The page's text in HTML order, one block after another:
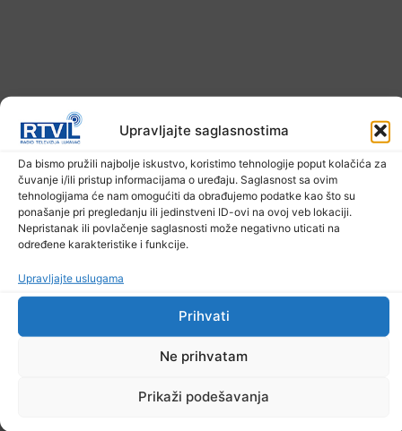
Upravljajte saglasnostima
Da bismo pružili najbolje iskustvo, koristimo tehnologije poput kolačića za
čuvanje i/ili pristup informacijama o uređaju. Saglasnost sa ovim
tehnologijama će nam omogućiti da obrađujemo podatke kao što su
ponašanje pri pregledanju ili jedinstveni ID-ovi na ovoj veb lokaciji.
Nepristanak ili povlačenje saglasnosti može negativno uticati na
određene karakteristike i funkcije.
Upravljajte uslugama
Prihvati
Ne prihvatam
Prikaži podešavanja
Danas počela isplata uvećanih penzija
5. Augusta 2026.